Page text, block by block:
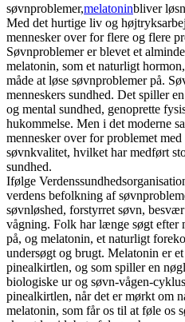
søvnproblemer,melatoninbliver
Med det hurtige liv og
mennesker over for flere og flere
Søvnproblemer er blevet et
melatonin, som et naturligt
måde at løse søvnproblemer på.
menneskers sundhed. Det spiller
og mental sundhed, genoprette
hukommelse. Men i det moderne
mennesker over for problemet
søvnkvalitet, hvilket har medført
sundhed.
Ifølge
verdens befolkning af
søvnløshed, forstyrret søvn,
vågning. Folk har længe søgt efter
på, og melatonin, et naturligt
undersøgt og brugt. Melatonin er
pinealkirtlen, og som spiller en
biologiske ur og søvn-vågen-
pinealkirtlen, når det er mørkt om
melatonin, som får os til at føle os